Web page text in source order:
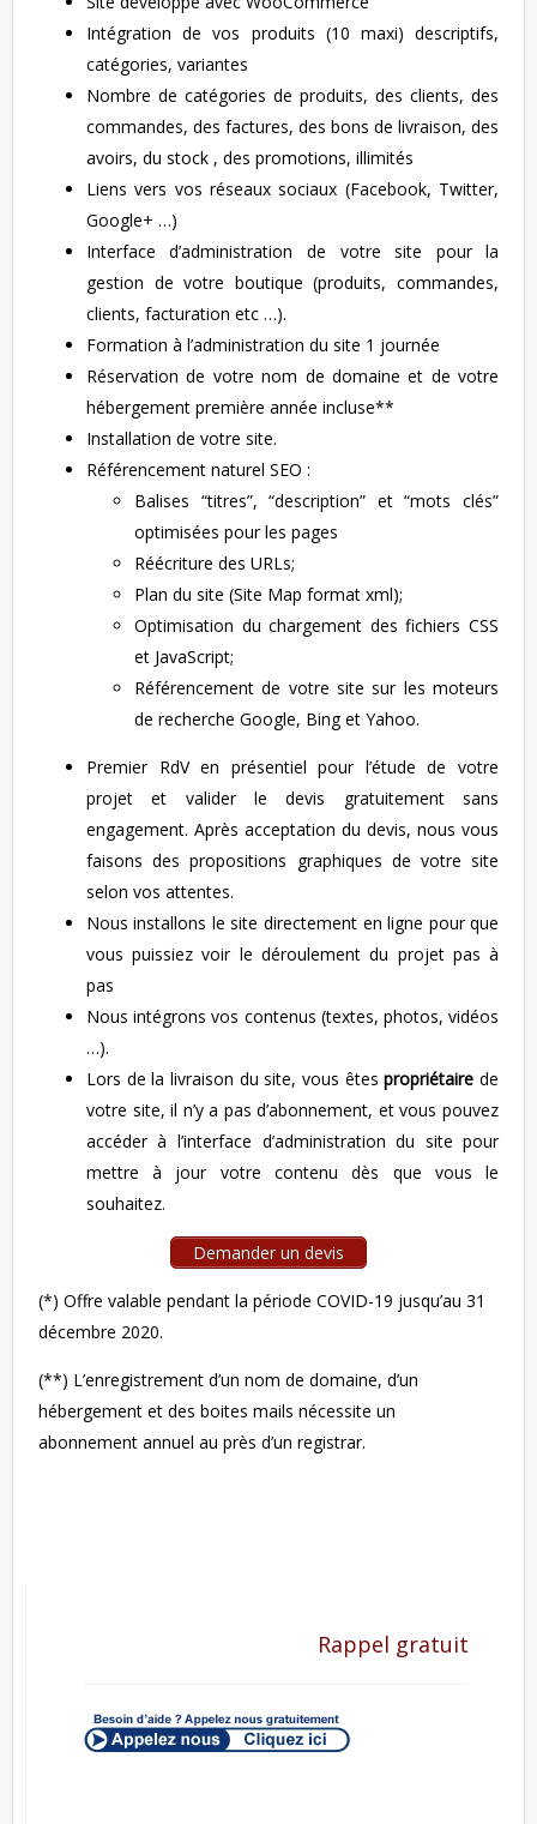
Intégration de vos produits (10 maxi) descriptifs,
catégories, variantes
Nombre de catégories de produits, des clients, des
commandes, des factures, des bons de livraison, des
avoirs, du stock , des promotions, illimités
Liens vers vos réseaux sociaux (Facebook, Twitter,
Google+ …)
Interface d’administration de votre site pour la
gestion de votre boutique (produits, commandes,
clients, facturation etc …).
Formation à l’administration du site 1 journée
Réservation de votre nom de domaine et de votre
hébergement première année incluse**
Installation de votre site.
Référencement naturel SEO :
Balises “titres”, “description” et “mots clés”
optimisées pour les pages
Réécriture des URLs;
Plan du site (Site Map format xml);
Optimisation du chargement des fichiers CSS
et JavaScript;
Référencement de votre site sur les moteurs
de recherche Google, Bing et Yahoo.
Premier RdV en présentiel pour l’étude de votre
projet et valider le devis gratuitement sans
engagement. Après acceptation du devis, nous vous
faisons des propositions graphiques de votre site
selon vos attentes.
Nous installons le site directement en ligne pour que
vous puissiez voir le déroulement du projet pas à
pas
Nous intégrons vos contenus (textes, photos, vidéos
…).
Lors de la livraison du site, vous êtespropriétaire de
votre site, il n’y a pas d’abonnement, et vous pouvez
accéder à l’interface d’administration du site pour
mettre à jour votre contenu dès que vous le
souhaitez.
Demander un devis
(*) Offre valable pendant la période COVID-19 jusqu’au 31
décembre 2020.
(**) L’enregistrement d’un nom de domaine, d’un
hébergement et des boites mails nécessite un
abonnement annuel au près d’un registrar.
Rappel gratuit